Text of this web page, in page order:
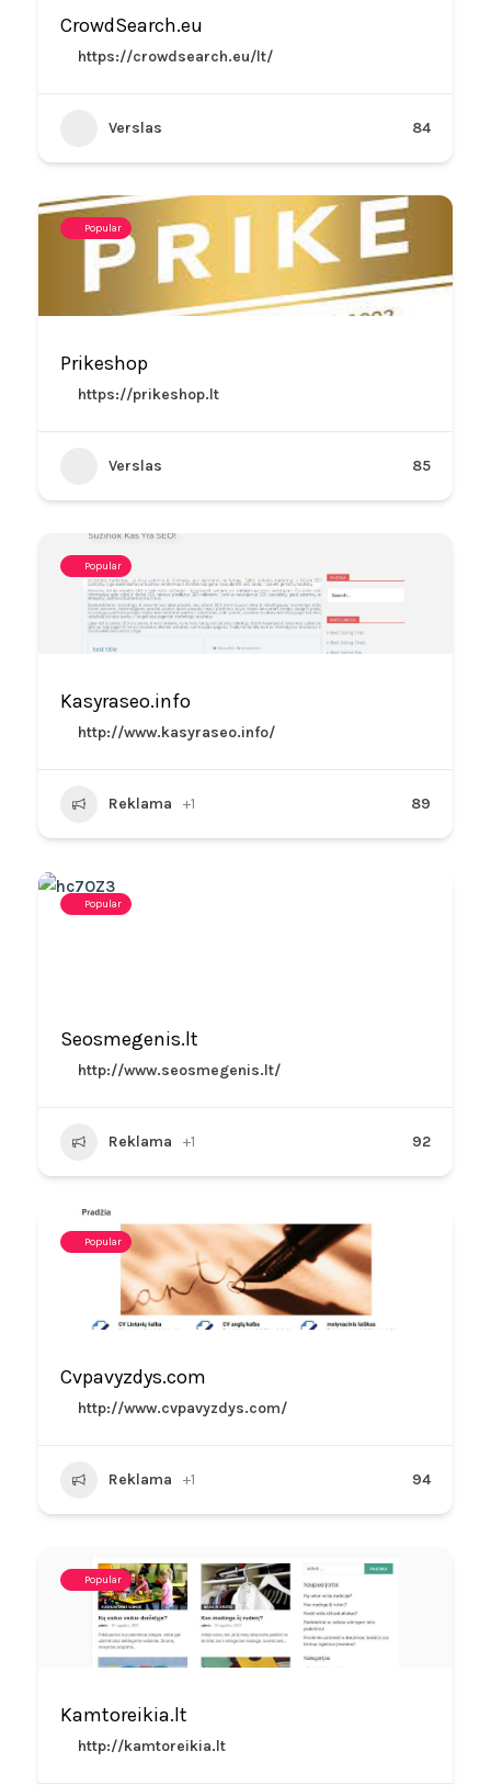
CrowdSearch.eu
https://crowdsearch.eu/lt/
Verslas 84
Popular
Prikeshop
https://prikeshop.lt
Verslas 85
Popular
Kasyraseo.info
http://www.kasyraseo.info/
Reklama +1 89
Popular
Seosmegenis.lt
http://www.seosmegenis.lt/
Reklama +1 92
Popular
Cvpavyzdys.com
http://www.cvpavyzdys.com/
Reklama +1 94
Popular
Kamtoreikia.lt
http://kamtoreikia.lt